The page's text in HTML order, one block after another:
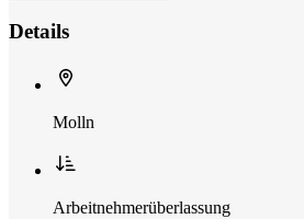
Details
Molln
Arbeitnehmerüberlassung